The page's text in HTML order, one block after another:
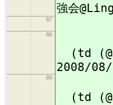
強会
87
88
(td
2008/
89
(td (@